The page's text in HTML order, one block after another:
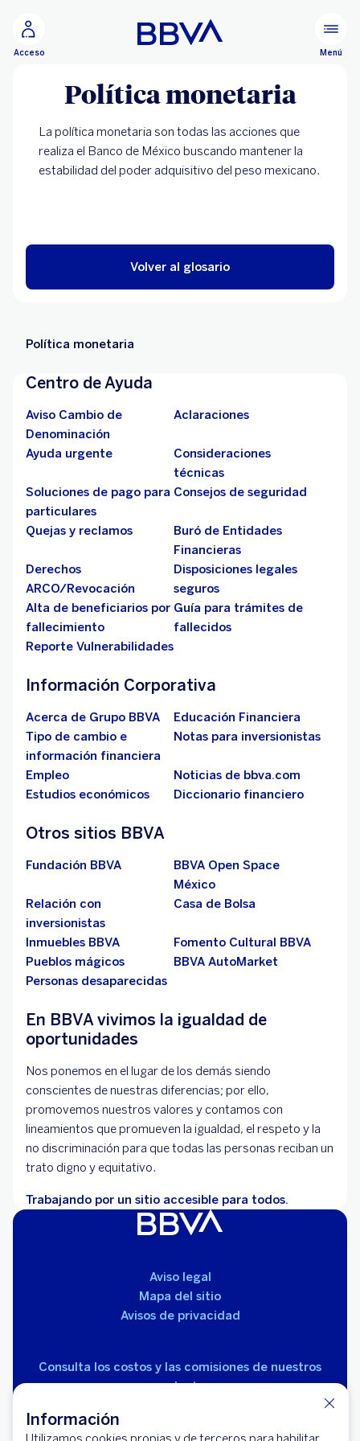
Información
Acceso Menú
Política monetaria
La política monetaria son todas las acciones que
realiza el Banco de México buscando mantener la
estabilidad del poder adquisitivo del peso mexicano.
Volver al glosario
Política monetaria
Centro de Ayuda
Aviso Cambio de
Denominación
Aclaraciones
Ayuda urgente
Consideraciones
técnicas
Soluciones de pago para
particulares
Consejos de seguridad
Quejas y reclamos
Buró de Entidades
Financieras
Derechos
ARCO/Revocación
Disposiciones legales
seguros
Alta de beneficiarios por
fallecimiento
Guía para trámites de
fallecidos
Reporte Vulnerabilidades
Información Corporativa
Acerca de Grupo BBVA
Educación Financiera
Tipo de cambio e
información financiera
Notas para inversionistas
Empleo
Noticias de bbva.com
Estudios económicos
Diccionario financiero
Otros sitios BBVA
Fundación BBVA
BBVA Open Space
México
Relación con
inversionistas
Casa de Bolsa
Inmuebles BBVA
Fomento Cultural BBVA
Pueblos mágicos
BBVA AutoMarket
Personas desaparecidas
En BBVA vivimos la igualdad de
oportunidades
Nos ponemos en el lugar de los demás siendo
conscientes de nuestras diferencias; por ello,
promovemos nuestros valores y contamos con
lineamientos que promueven la igualdad, el respeto y la
no discriminación para que todas las personas reciban un
trato digno y equitativo.
Trabajando por un sitio accesible para todos.
Aviso legal
Mapa del sitio
Avisos de privacidad
Consulta los costos y las comisiones de nuestros
productos